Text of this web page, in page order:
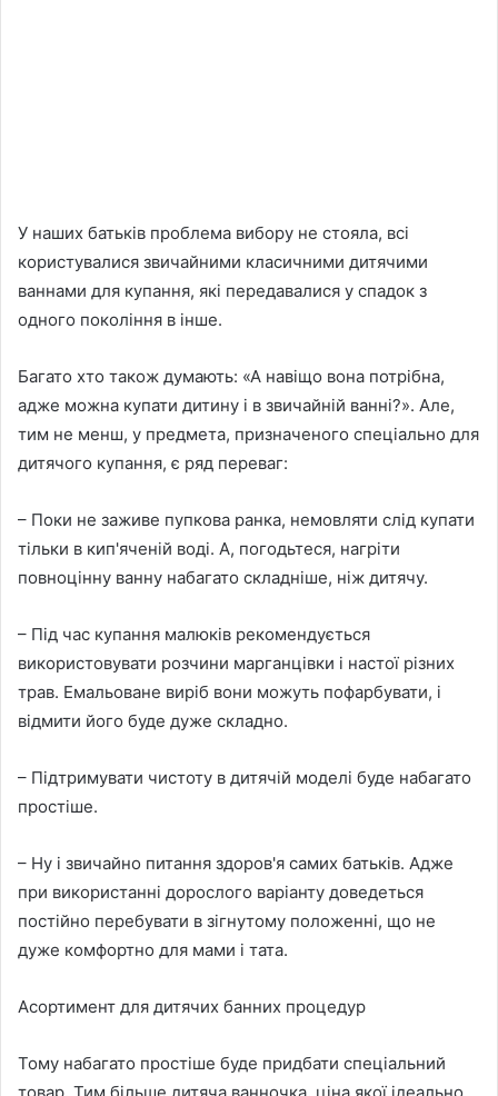
У наших батьків проблема вибору не стояла, всі
користувалися звичайними класичними дитячими
ваннами для купання, які передавалися у спадок з
одного покоління в інше.
Багато хто також думають: «А навіщо вона потрібна,
адже можна купати дитину і в звичайній ванні?». Але,
тим не менш, у предмета, призначеного спеціально для
дитячого купання, є ряд переваг:
– Поки не заживе пупкова ранка, немовляти слід купати
тільки в кип'яченій воді. А, погодьтеся, нагріти
повноцінну ванну набагато складніше, ніж дитячу.
– Під час купання малюків рекомендується
використовувати розчини марганцівки і настої різних
трав. Емальоване виріб вони можуть пофарбувати, і
відмити його буде дуже складно.
– Підтримувати чистоту в дитячій моделі буде набагато
простіше.
– Ну і звичайно питання здоров'я самих батьків. Адже
при використанні дорослого варіанту доведеться
постійно перебувати в зігнутому положенні, що не
дуже комфортно для мами і тата.
Асортимент для дитячих банних процедур
Тому набагато простіше буде придбати спеціальний